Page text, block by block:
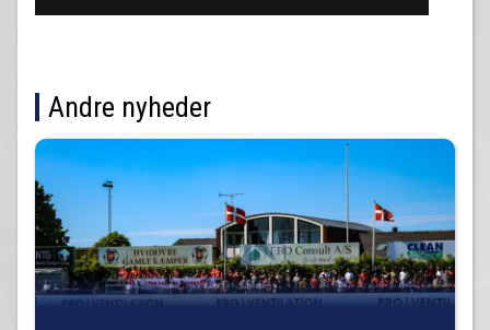
Andre nyheder